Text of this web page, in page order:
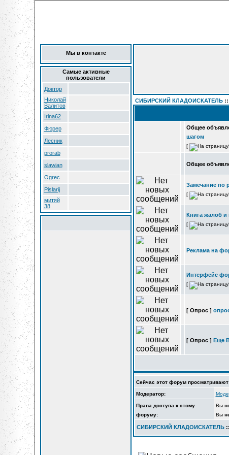
Мы в контакте
Самые активные
пользователи
Доктор
Николай
Валитов
Irina62
Фюрер
Лесник
prorab
slawian
Ogrec
Pislarij
митяй
38
СИБИРСКИЙ КЛАДОИСКАТЕЛЬ::
Общее
шагом
[
Общее
Замечание по
[
Книга жалоб
[
Реклама на
Интерфейс
[
[ Опрос ]
[ Опрос ] Еще
Сейчас этот форум
Модератор:
Права доступа к этому
форуму:
Вы
Вы
СИБИРСКИЙ КЛАДОИСКАТЕЛЬ::